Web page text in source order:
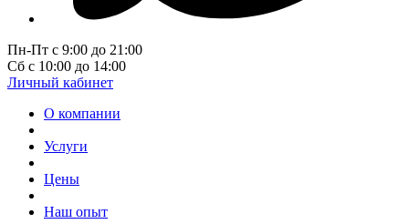
Пн-Пт с 9:00 до 21:00
Сб с 10:00 до 14:00
Личный кабинет
О компании
Услуги
Цены
Наш опыт